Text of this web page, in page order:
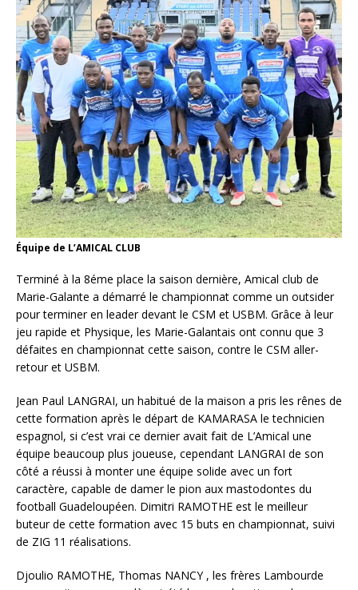
Équipe de L’AMICAL CLUB
Terminé à la 8éme place la saison dernière, Amical club de
Marie-Galante a démarré le championnat comme un outsider
pour terminer en leader devant le CSM et USBM. Grâce à leur
jeu rapide et Physique, les Marie-Galantais ont connu que 3
défaites en championnat cette saison, contre le CSM aller-
retour et USBM.
Jean Paul LANGRAI, un habitué de la maison a pris les rênes de
cette formation après le départ de KAMARASA le technicien
espagnol, si c’est vrai ce dernier avait fait de L’Amical une
équipe beaucoup plus joueuse, cependant LANGRAI de son
côté a réussi à monter une équipe solide avec un fort
caractère, capable de damer le pion aux mastodontes du
football Guadeloupéen. Dimitri RAMOTHE est le meilleur
buteur de cette formation avec 15 buts en championnat, suivi
de ZIG 11 réalisations.
Djoulio RAMOTHE, Thomas NANCY , les frères Lambourde